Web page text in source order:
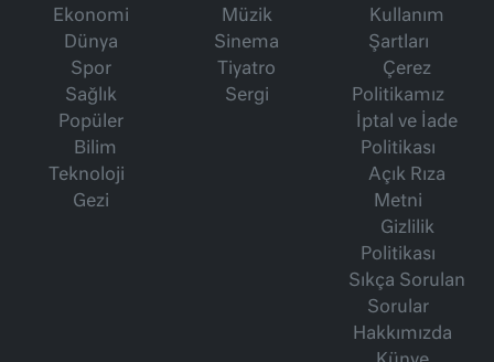
Ekonomi
Dünya
Spor
Sağlık
Popüler
Bilim
Teknoloji
Gezi
Müzik
Sinema
Tiyatro
Sergi
Kullanım
Şartları
Çerez
Politikamız
İptal ve İade
Politikası
Açık Rıza
Metni
Gizlilik
Politikası
Sıkça Sorulan
Sorular
Hakkımızda